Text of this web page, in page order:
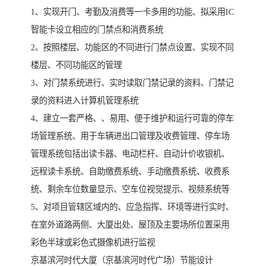
1、实现开门、考勤及消费等一卡多用的功能、拟采用IC
智能卡设立相应的门禁点和消费系统
2、按照楼层、功能区的不同进行门禁点设置、实现不同
楼层、不同功能区的管理
3、对门禁系统进行、实时读取门禁记录的资料、门禁记
录的资料进入计算机管理系统
4、建立一套严格、、易用、便于维护和运行可靠的停车
场管理系统、用于车辆进出口管理及收费管理、停车场
管理系统包括出读卡器、电动栏杆、自动计价收银机、
远程读卡系统、自助缴费系统、手动缴费系统、收费系
统、剩余车位数量显示、空车位视觉提示、视频系统等
5、对项目管辖区域内的、应急指挥、环境等进行实时、
在室外道路两侧、大厦出处、屋顶及主要场所位置采用
彩色半球或彩色式摄像机进行监视
京基滨河时代大厦（京基滨河时代广场）节能设计